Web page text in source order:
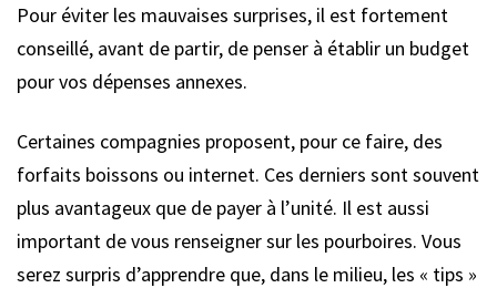
Pour éviter les mauvaises surprises, il est fortement
conseillé, avant de partir, de penser à établir un budget
pour vos dépenses annexes.
Certaines compagnies proposent, pour ce faire, des
forfaits boissons ou internet. Ces derniers sont souvent
plus avantageux que de payer à l’unité. Il est aussi
important de vous renseigner sur les pourboires. Vous
serez surpris d’apprendre que, dans le milieu, les « tips »